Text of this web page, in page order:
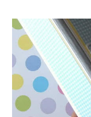
loja você
CLIQUE AQUI
clientes Estamos
confira em nossa
modelos CLIQUE
Modelos Qualquer